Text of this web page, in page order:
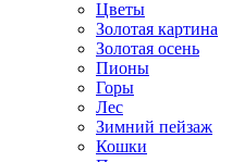
Цветы
Золотая картина
Золотая осень
Пионы
Горы
Лес
Зимний пейзаж
Кошки